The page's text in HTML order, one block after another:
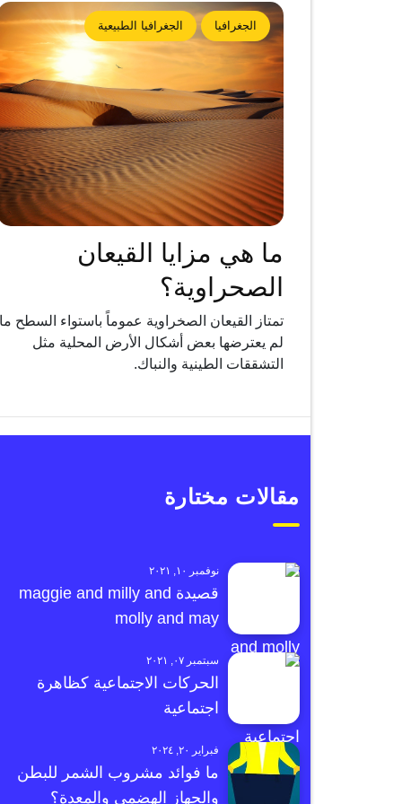
الجغرافيا الجغرافيا الطبيعية
ما هي مزايا القيعان
الصحراوية؟
تمتاز القيعان الصخراوية عموماً باستواء السطح ما
لم يعترضها بعض أشكال الأرض المحلية مثل
التشققات الطينية والنباك.
مقالات مختارة
نوفمبر ١٠, ٢٠٢١
قصيدة maggie and milly and
molly and may
سبتمبر ٠٧, ٢٠٢١
الحركات الاجتماعية كظاهرة
اجتماعية
فبراير ٢٠, ٢٠٢٤
ما فوائد مشروب الشمر للبطن
والجهاز الهضمي والمعدة؟